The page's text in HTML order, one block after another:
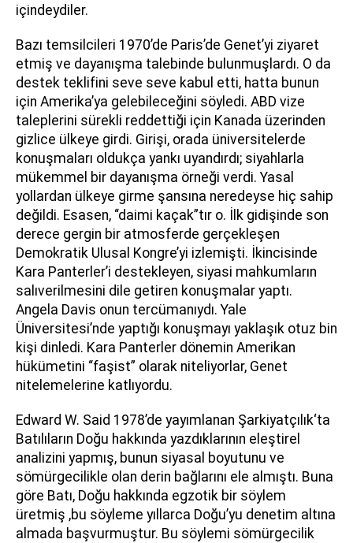
içindeydiler.
Bazı temsilcileri 1970’de Paris’de Genet’yi ziyaret
etmiş ve dayanışma talebinde bulunmuşlardı. O da
destek teklifini seve seve kabul etti, hatta bunun
için Amerika’ya gelebileceğini söyledi. ABD vize
taleplerini sürekli reddettiği için Kanada üzerinden
gizlice ülkeye girdi. Girişi, orada üniversitelerde
konuşmaları oldukça yankı uyandırdı; siyahlarla
mükemmel bir dayanışma örneği verdi. Yasal
yollardan ülkeye girme şansına neredeyse hiç sahip
değildi. Esasen, “daimi kaçak”tır o. İlk gidişinde son
derece gergin bir atmosferde gerçekleşen
Demokratik Ulusal Kongre’yi izlemişti. İkincisinde
Kara Panterler’i destekleyen, siyasi mahkumların
salıverilmesini dile getiren konuşmalar yaptı.
Angela Davis onun tercümanıydı. Yale
Üniversitesi’nde yaptığı konuşmayı yaklaşık otuz bin
kişi dinledi. Kara Panterler dönemin Amerikan
hükümetini “faşist” olarak niteliyorlar, Genet
nitelemelerine katlıyordu.
Edward W. Said 1978’de yayımlanan Şarkiyatçılık‘ta
Batılıların Doğu hakkında yazdıklarının eleştirel
analizini yapmış, bunun siyasal boyutunu ve
sömürgecilikle olan derin bağlarını ele almıştı. Buna
göre Batı, Doğu hakkında egzotik bir söylem
üretmiş ,bu söyleme yıllarca Doğu’yu denetim altına
almada başvurmuştur. Bu söylemi sömürgecilik